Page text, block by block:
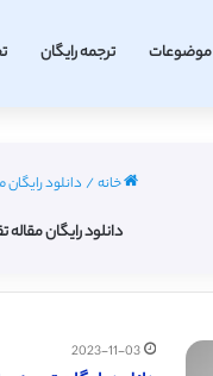
موضوعات ترجمه رایگان
خانه/دانلود
دانلود رایگان
2023-11-03